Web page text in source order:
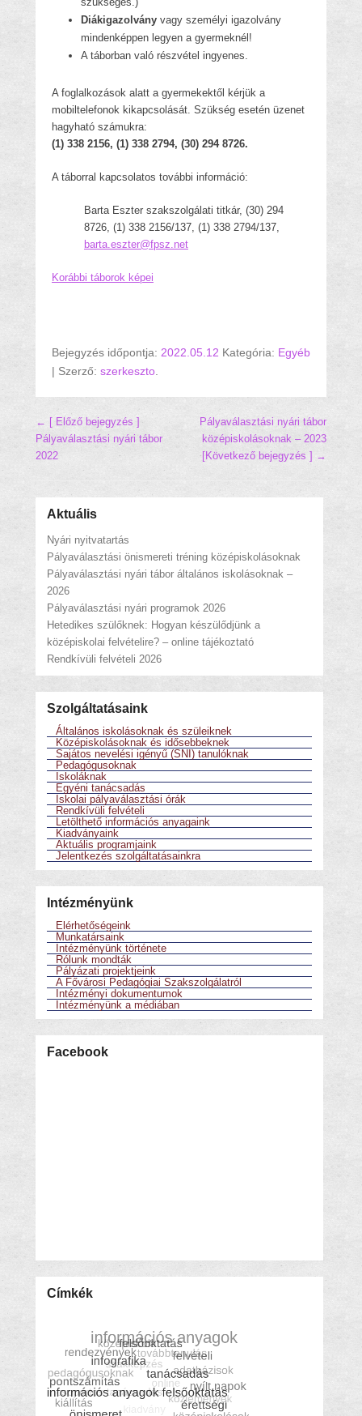
Diákigazolvány vagy személyi igazolvány
mindenképpen legyen a gyermeknél!
A táborban való részvétel ingyenes.
A foglalkozások alatt a gyermekektől kérjük a
mobiltelefonok kikapcsolását. Szükség esetén üzenet
hagyható számukra:
(1) 338 2156, (1) 338 2794, (30) 294 8726.
A táborral kapcsolatos további információ:
Barta Eszter szakszolgálati titkár, (30) 294
8726, (1) 338 2156/137, (1) 338 2794/137,
barta.eszter@fpsz.net
Korábbi táborok képei
Bejegyzés időpontja: 2022.05.12 Kategória: Egyéb
| Szerző: szerkeszto
Hozzászólás navigáció
← [ Előző bejegyzés ]
Pályaválasztási nyári tábor
2022
Pályaválasztási nyári tábor
középiskolásoknak – 2023
[Következő bejegyzés ] →
Aktuális
Nyári nyitvatartás
Pályaválasztási önismereti tréning középiskolásoknak
Pályaválasztási nyári tábor általános iskolásoknak –
2026
Pályaválasztási nyári programok 2026
Hetedikes szülőknek: Hogyan készülődjünk a
középiskolai felvételire? – online tájékoztató
Rendkívüli felvételi 2026
Szolgáltatásaink
Általános iskolásoknak és szüleiknek
Középiskolásoknak és idősebbeknek
Sajátos nevelési igényű (SNI) tanulóknak
Pedagógusoknak
Iskoláknak
Egyéni tanácsadás
Iskolai pályaválasztási órák
Rendkívüli felvételi
Letölthető információs anyagaink
Kiadványaink
Aktuális programjaink
Jelentkezés szolgáltatásainkra
Intézményünk
Elérhetőségeink
Munkatársaink
Intézményünk története
Rólunk mondták
Pályázati projektjeink
A Fővárosi Pedagógiai Szakszolgálatról
Intézményi dokumentumok
Intézményünk a médiában
Facebook
Címkék